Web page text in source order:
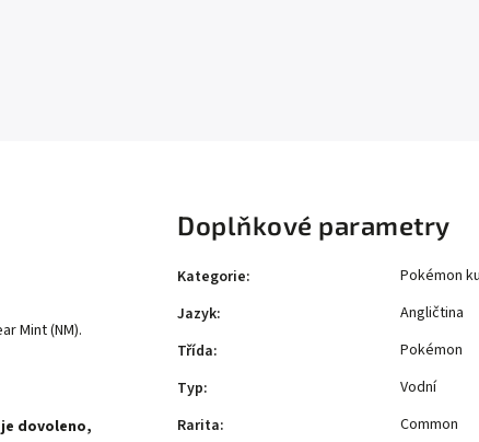
Mint (NM).
dovoleno,
Doplňkové parametry
Kategorie:
Pokémon
Jazyk:
Angličtina
Třída:
Pokémon
Typ:
Vodní
Rarita:
Common